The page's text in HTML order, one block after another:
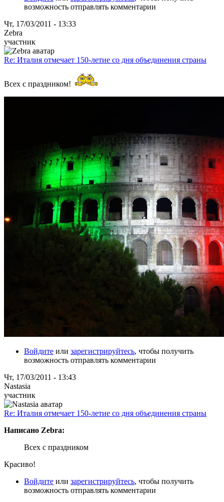
возможность отправлять комментарии
Чт, 17/03/2011 - 13:33
Zebra
участник
Re: Италия отмечает 150-летие со дня объединения страны
Всех с праздником!
Войдите или зарегистрируйтесь, чтобы получить
возможность отправлять комментарии
Чт, 17/03/2011 - 13:43
Nastasia
участник
Re: Италия отмечает 150-летие со дня объединения страны
Написано Zebra:
Всех с праздником
Красиво!
Войдите или зарегистрируйтесь, чтобы получить
возможность отправлять комментарии